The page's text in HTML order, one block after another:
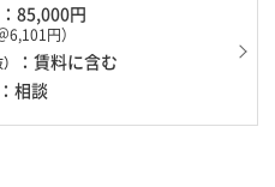
：85,000円
6,101円）
：賃料に含む
相談